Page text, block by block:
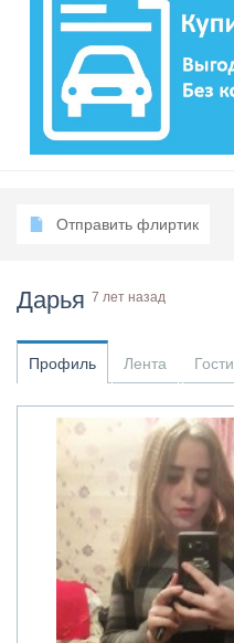
Отправить флиртик
Дарья 7 лет назад
Профиль Лента Гости